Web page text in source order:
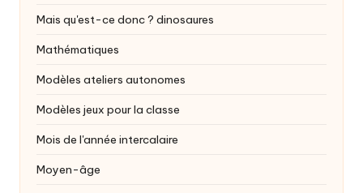
Mais qu'est-ce donc ? dinosaures
Mathématiques
Modèles ateliers autonomes
Modèles jeux pour la classe
Mois de l'année intercalaire
Moyen-âge